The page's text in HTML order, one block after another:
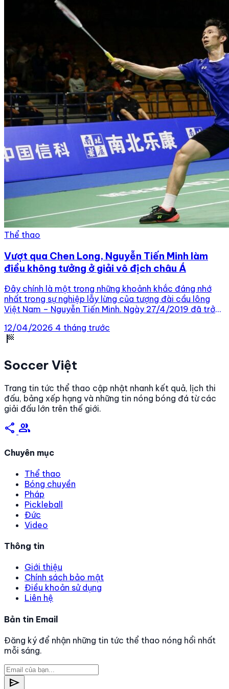
Thể thao
Vượt qua Chen Long, Nguyễn Tiến Minh làm
điều không tưởng ở giải vô địch châu Á
Đây chính là một trong những khoảnh khắc đáng nhớ
nhất trong sự nghiệp lẫy lừng của tượng đài cầu lông
Việt Nam – Nguyễn Tiến Minh. Ngày 27/4/2019 đã trở
Nguyễn Tiến Minh giành tấm huy chương đồng tại Giải
vô địch cầu […]
12/04/2026 4 tháng trước
sports_score
Soccer Việt
Trang tin tức thể thao cập nhật nhanh kết quả, lịch thi
đấu, bảng xếp hạng và những tin nóng bóng đá từ các
giải đấu lớn trên thế giới.
share group
Chuyên mục
Thể thao
Bóng chuyền
Pháp
Pickleball
Đức
Video
Thông tin
Giới thiệu
Chính sách bảo mật
Điều khoản sử dụng
Liên hệ
Bản tin Email
Đăng ký để nhận những tin tức thể thao nóng hổi nhất
mỗi sáng.
send